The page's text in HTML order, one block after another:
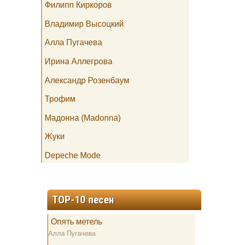
Филипп Киркоров
Владимир Высоцкий
Алла Пугачева
Ирина Аллегрова
Александр Розенбаум
Трофим
Мадонна (Madonna)
Жуки
Depeche Mode
TOP-10 песен
Опять метель
Алла Пугачева